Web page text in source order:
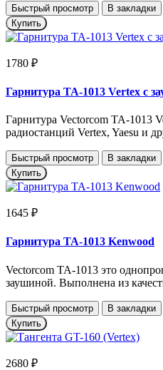
Быстрый просмотр В закладки
Купить
1780 ₽
Гарнитура TA-1013 Vertex с
Гарнитура Vectorcom TA-1013
радиостанций Vertex, Yaesu и
Быстрый просмотр В закладки
Купить
1645 ₽
Гарнитура TA-1013 Kenwood
Vectorcom TA-1013 это
заушиной. Выполнена из
Быстрый просмотр В закладки
Купить
2680 ₽